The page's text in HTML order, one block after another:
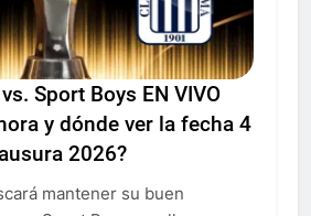
Sport Boys EN VIVO
y dónde ver la fecha 4
2026?
mantener su buen